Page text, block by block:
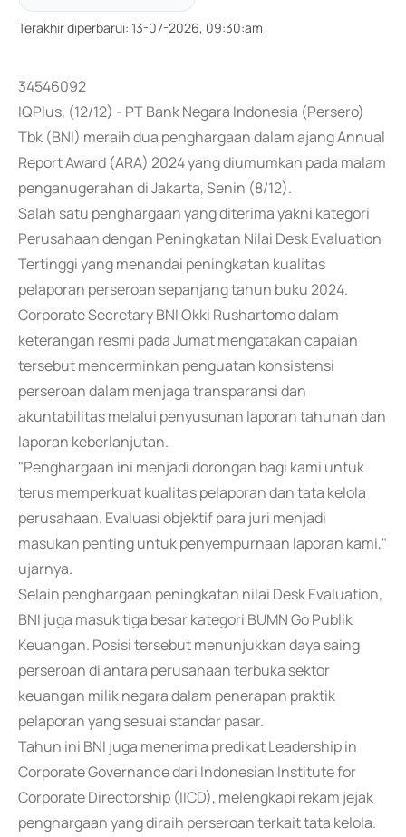
Terakhir diperbarui: 13-07-2026, 09:30:am
34546092
IQPlus, (12/12) - PT Bank Negara Indonesia (Persero)
Tbk (BNI) meraih dua penghargaan dalam ajang Annual
Report Award (ARA) 2024 yang diumumkan pada malam
penganugerahan di Jakarta, Senin (8/12).
Salah satu penghargaan yang diterima yakni kategori
Perusahaan dengan Peningkatan Nilai Desk Evaluation
Tertinggi yang menandai peningkatan kualitas
pelaporan perseroan sepanjang tahun buku 2024.
Corporate Secretary BNI Okki Rushartomo dalam
keterangan resmi pada Jumat mengatakan capaian
tersebut mencerminkan penguatan konsistensi
perseroan dalam menjaga transparansi dan
akuntabilitas melalui penyusunan laporan tahunan dan
laporan keberlanjutan.
"Penghargaan ini menjadi dorongan bagi kami untuk
terus memperkuat kualitas pelaporan dan tata kelola
perusahaan. Evaluasi objektif para juri menjadi
masukan penting untuk penyempurnaan laporan kami,"
ujarnya.
Selain penghargaan peningkatan nilai Desk Evaluation,
BNI juga masuk tiga besar kategori BUMN Go Publik
Keuangan. Posisi tersebut menunjukkan daya saing
perseroan di antara perusahaan terbuka sektor
keuangan milik negara dalam penerapan praktik
pelaporan yang sesuai standar pasar.
Tahun ini BNI juga menerima predikat Leadership in
Corporate Governance dari Indonesian Institute for
Corporate Directorship (IICD), melengkapi rekam jejak
penghargaan yang diraih perseroan terkait tata kelola.